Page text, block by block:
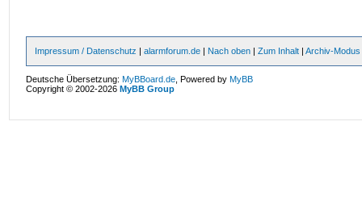
Impressum / Datenschutz |alarmforum.de | Nach oben |Zum Inhalt |Archiv-Modus
Deutsche Übersetzung:MyBBoard.de , Powered byMyBB
Copyright © 2002-2026MyBB Group